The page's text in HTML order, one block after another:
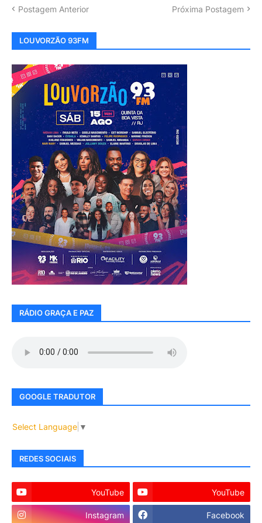
Postagem Anterior Próxima Postagem
LOUVORZÃO 93FM
RÁDIO GRAÇA E PAZ
GOOGLE TRADUTOR
Select Language ▼
REDES SOCIAIS
YouTube YouTube
Instagram Facebook